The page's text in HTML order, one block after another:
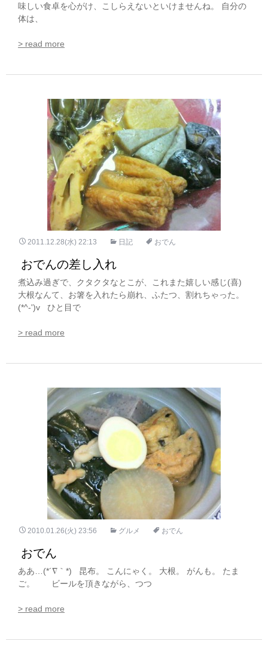
味しい食卓を心がけ、こしらえないといけませんね。 自分の
体は、
> read more
2011.12.28(水) 22:13 日記 おでん
おでんの差し入れ
煮込み過ぎで、クタクタなとこが、これまた嬉しい感じ(喜)
大根なんて、お箸を入れたら崩れ、ふたつ、割れちゃった。
(*^-')v ひと目で
> read more
2010.01.26(火) 23:56 グルメ おでん
おでん
ああ…(*´∇｀*) 昆布。 こんにゃく。 大根。 がんも。 たま
ご。 ビールを頂きながら、つつ
> read more